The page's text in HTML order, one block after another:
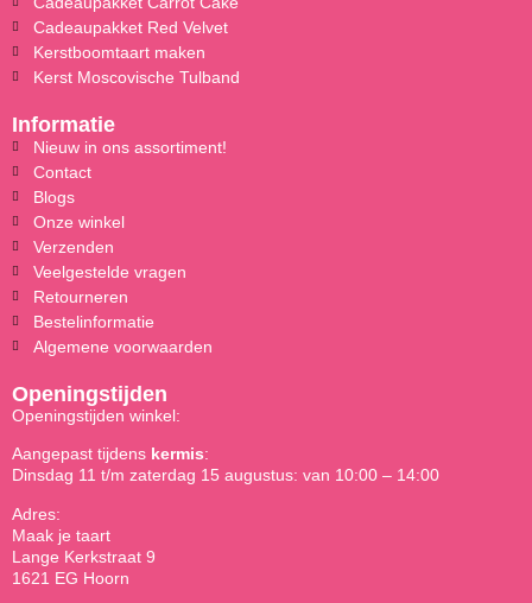
Cadeaupakket Red Velvet
Kerstboomtaart maken
Kerst Moscovische Tulband
Informatie
Nieuw in ons assortiment!
Contact
Blogs
Onze winkel
Verzenden
Veelgestelde vragen
Retourneren
Bestelinformatie
Algemene voorwaarden
Openingstijden
Openingstijden winkel:
Aangepast tijdens kermis:
Dinsdag 11 t/m zaterdag 15 augustus: van 10:00 – 14:00
Adres:
Maak je taart
Lange Kerkstraat 9
1621 EG Hoorn